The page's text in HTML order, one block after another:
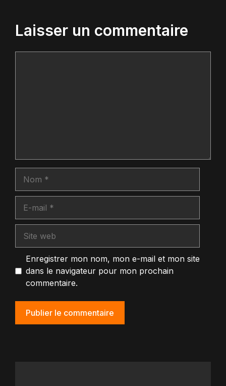
Laisser un commentaire
mail
web
Enregistrer mon nom, mon e-mail et mon site
dans le navigateur pour mon prochain
commentaire.